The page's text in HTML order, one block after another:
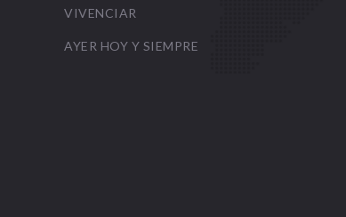
VIVENCIAR
AYER HOY Y SIEMPRE